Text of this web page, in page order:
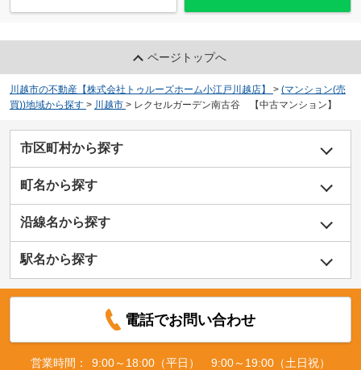
ページトップへ
川越市の不動産【株式会社トゥルーズホーム小江戸川越店】 > (マンション(売
買))地域から探す > 川越市 > レクセルガーデン南古谷 【中古マンション】
市区町村から探す
町名から探す
沿線名から探す
駅名から探す
電話でお問い合わせ
営業時間：
9:00～18:00（平日） 9:00～19:00（土日祝）